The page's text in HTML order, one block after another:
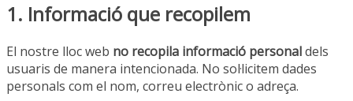
1. Informació que recopilem
El nostre lloc web no recopila informació personaldels
usuaris de manera intencionada. No sol·licitem dades
personals com el nom, correu electrònic o adreça.